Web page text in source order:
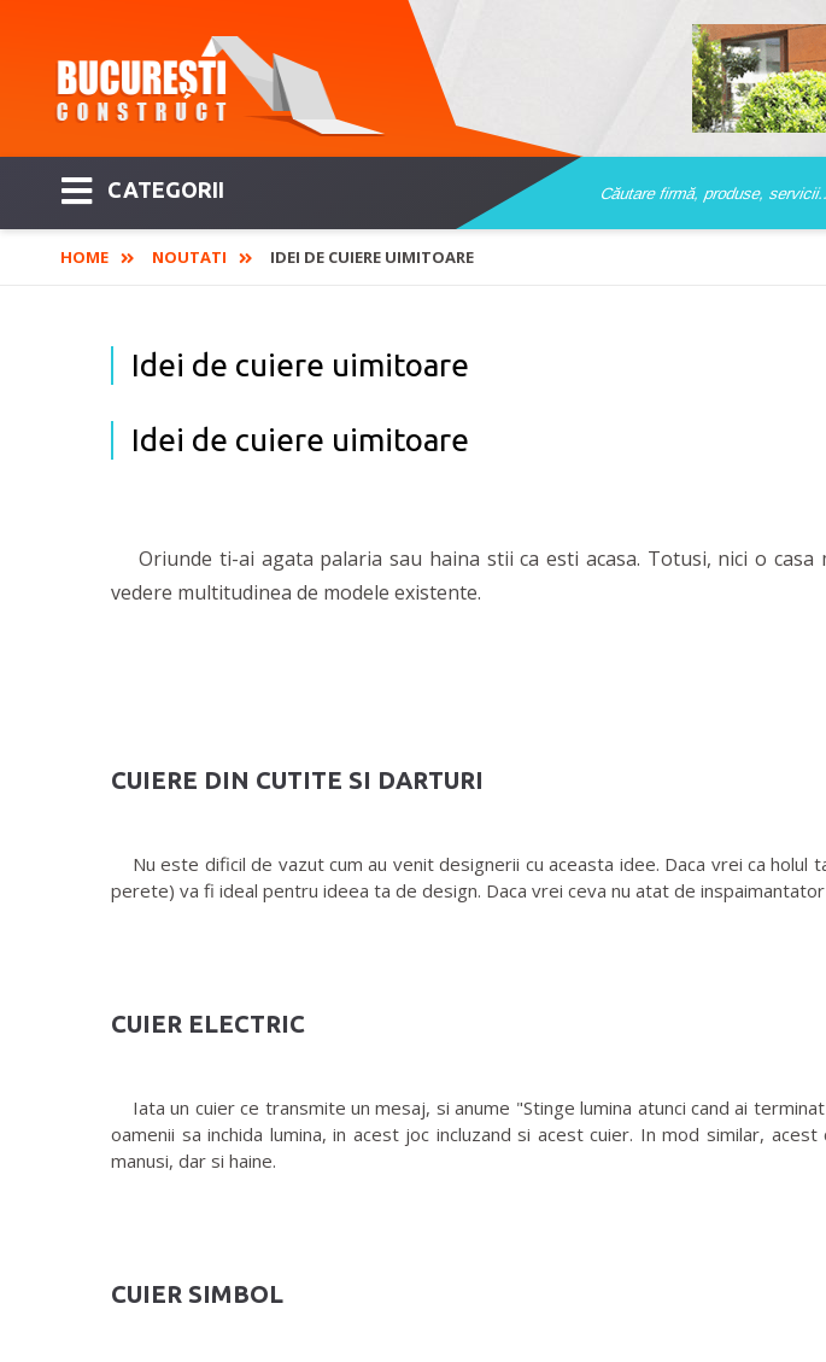
CATEGORII
HOME NOUTATI IDEI DE CUIERE UIMITOARE
Idei de cuiere uimitoare
Idei de cuiere uimitoare
Oriunde ti-ai agata palaria sau haina stii ca esti acasa. Totusi, nici o
vedere multitudinea de modele existente.
CUIERE DIN CUTITE SI DARTURI
Nu este dificil de vazut cum au venit designerii cu aceasta idee. Daca vrei ca
perete) va fi ideal pentru ideea ta de design. Daca vrei ceva nu atat de
CUIER ELECTRIC
Iata un cuier ce transmite un mesaj, si anume "Stinge lumina atunci cand ai
oamenii sa inchida lumina, in acest joc incluzand si acest cuier. In mod similar,
manusi, dar si haine.
CUIER SIMBOL